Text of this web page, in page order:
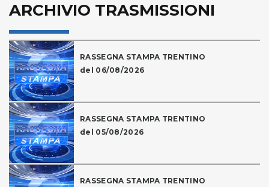
ARCHIVIO TRASMISSIONI
RASSEGNA STAMPA TRENTINO
del 06/08/2026
RASSEGNA STAMPA TRENTINO
del 05/08/2026
RASSEGNA STAMPA TRENTINO